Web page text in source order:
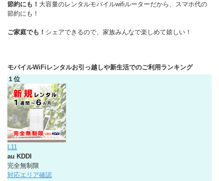
節約にも！ 大容量のレンタルモバイルwifiルーターだから、スマホ代の
節約にも！
ご家庭でも！ シェアできるので、家族みんなで楽しめて嬉しい！
モバイルWiFiレンタルお引っ越しや新生活でのご利用ランキング
１位
L11
au KDDI
完全無制限
対応エリア確認